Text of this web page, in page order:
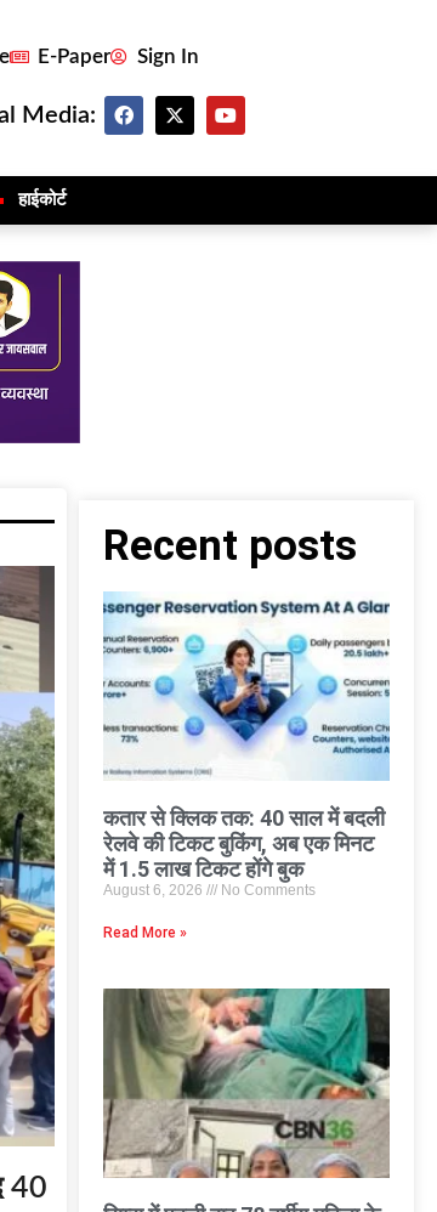
E-Paper Sign In
Media:
हाईकोर्ट
40
Recent posts
कतार से क्लिक तक: 40 साल में बदली
रेलवे की टिकट बुकिंग, अब एक मिनट
में 1.5 लाख टिकट होंगे बुक
August 6, 2026 No Comments
Read More »